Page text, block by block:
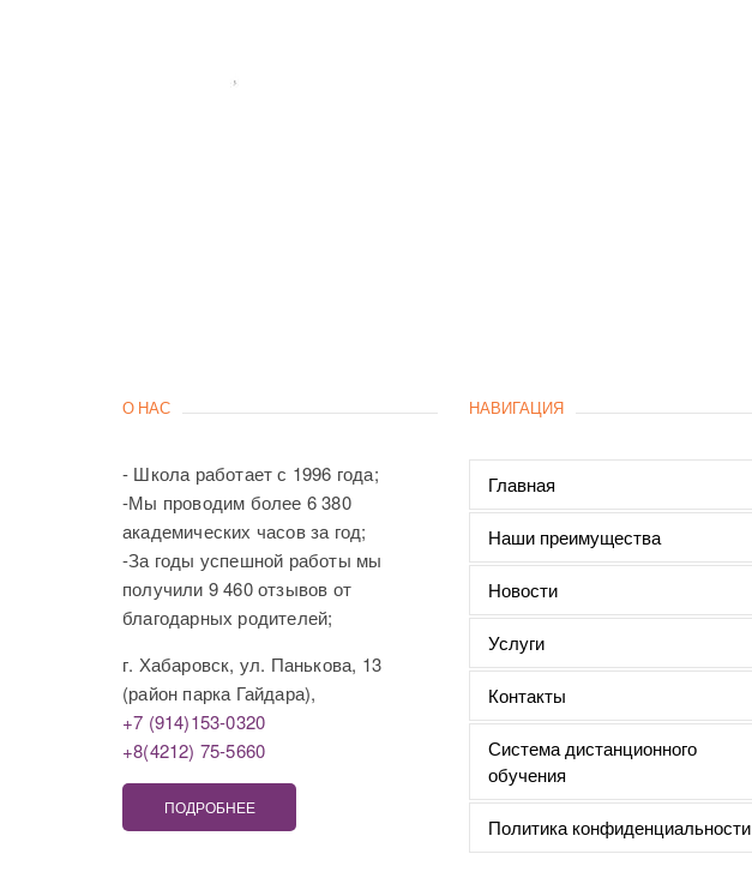
О НАС
- Школа работает с 1996 года;
-Мы проводим более 6 380
академических часов за год;
-За годы успешной работы мы
получили 9 460 отзывов от
благодарных родителей;
г. Хабаровск, ул. Панькова, 13
(район парка Гайдара),
+7 (914)153-0320
+8(4212) 75-5660
ПОДРОБНЕЕ
НАВИГАЦИЯ
Главная
Наши преимущества
Новости
Услуги
Контакты
Система дистанционного
обучения
Политика конфиденциальности